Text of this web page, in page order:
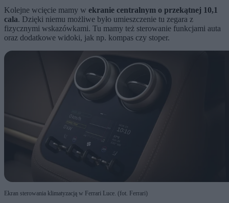
Kolejne wcięcie mamy w ekranie centralnym o przekątnej 10,1
cala. Dzięki niemu możliwe było umieszczenie tu zegara z
fizycznymi wskazówkami. Tu mamy też sterowanie funkcjami auta
oraz dodatkowe widoki, jak np. kompas czy stoper.
Ekran sterowania klimatyzacją w Ferrari Luce. (fot. Ferrari)